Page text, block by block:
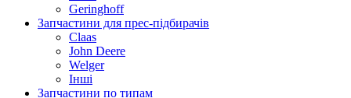
Geringhoff
Запчастини для прес-підбирачів
Claas
John Deere
Welger
Інші
Запчастини по типам